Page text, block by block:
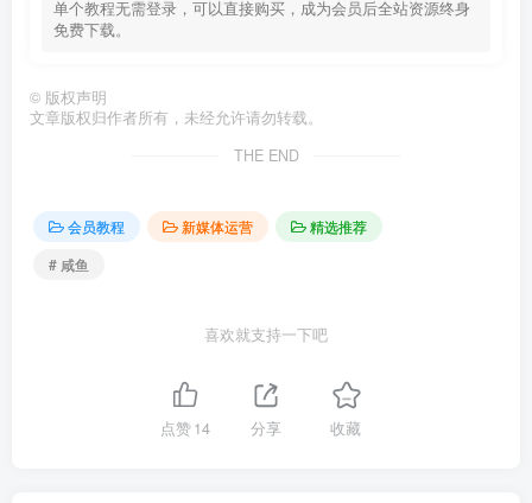
单个教程无需登录，可以直接购买，成为会员后全站资源终身
免费下载。
© 版权声明
文章版权归作者所有，未经允许请勿转载。
THE END
会员教程 新媒体运营
精选推荐
# 咸鱼
喜欢就支持一下吧
点赞14 分享 收藏